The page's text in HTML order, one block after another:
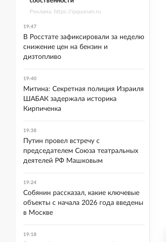
Реклама. https://ipquorum.ru
19:47
В Росстате зафиксировали за неделю
снижение цен на бензин и
дизтопливо
19:40
Митина: Секретная полиция Израиля
ШАБАК задержала историка
Кирпиченка
19:38
Путин провел встречу с
председателем Союза театральных
деятелей РФ Машковым
19:24
Собянин рассказал, какие ключевые
объекты с начала 2026 года введены
в Москве
19:18